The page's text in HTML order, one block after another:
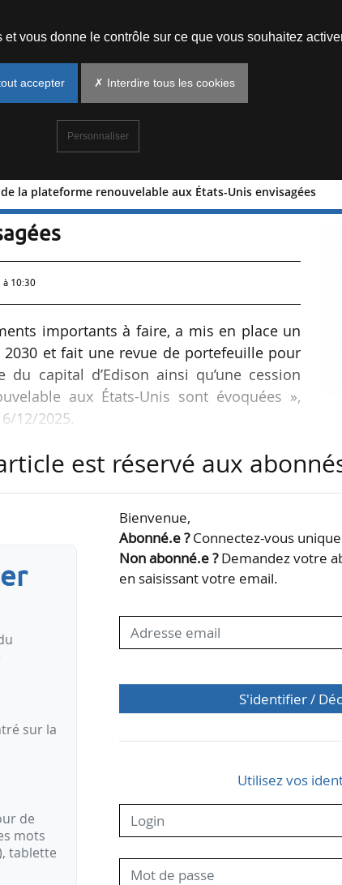
la plateforme renouvelable aux États-Unis envisagées
et cession de la plateforme
10:30
importants à faire, a mis en place un
2030 et fait une revue de portefeuille pour
du capital d’Edison ainsi qu’une cession
aux États-Unis sont évoquées »,
12/2025.
de 5 Md€ pour le plan d’économies, nous
et ouvertures de capital de filiales pouvant
est réservé aux
sur la
de
mots
tablette
Bienvenue,
Abonné.e ?Connectez-vous
Non abonné.e ?Demandez votre
en saisissant votre email.
S'identifier /
Utilisez vos
vous donne le contrôle sur ce que vous souhaitez
accepter ✗ Interdire tous les cookies
Personnaliser